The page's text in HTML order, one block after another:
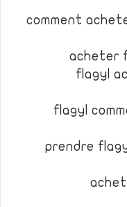
comment
acheter
flagyl
flagyl
prendre